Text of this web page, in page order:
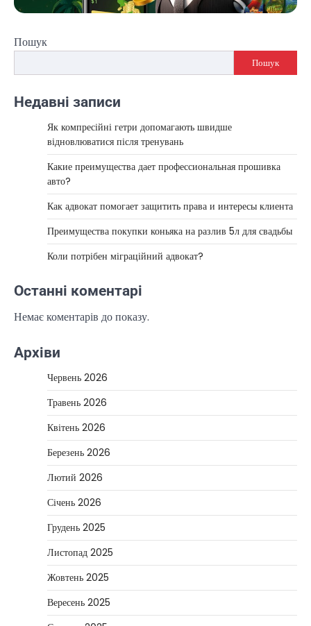
Пошук
Пошук
Недавні записи
Як компресійні гетри допомагають швидше
відновлюватися після тренувань
Какие преимущества дает профессиональная прошивка
авто?
Как адвокат помогает защитить права и интересы клиента
Преимущества покупки коньяка на разлив 5л для свадьбы
Коли потрібен міграційний адвокат?
Останні коментарі
Немає коментарів до показу.
Архіви
Червень 2026
Травень 2026
Квітень 2026
Березень 2026
Лютий 2026
Січень 2026
Грудень 2025
Листопад 2025
Жовтень 2025
Вересень 2025